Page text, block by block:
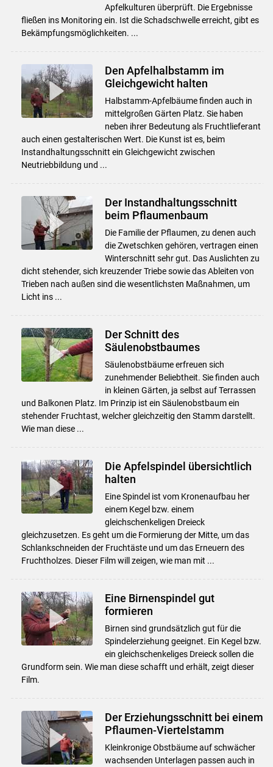
Skip to main content
Apfelkulturen überprüft. Die Ergebnisse
fließen ins Monitoring ein. Ist die Schadschwelle erreicht, gibt es
Bekämpfungsmöglichkeiten. ...
Den Apfelhalbstamm im
Gleichgewicht halten
Halbstamm-Apfelbäume finden auch in
mittelgroßen Gärten Platz. Sie haben
neben ihrer Bedeutung als Fruchtlieferant
auch einen gestalterischen Wert. Die Kunst ist es, beim
Instandhaltungsschnitt ein Gleichgewicht zwischen
Neutriebbildung und ...
Der Instandhaltungsschnitt
beim Pflaumenbaum
Die Familie der Pflaumen, zu denen auch
die Zwetschken gehören, vertragen einen
Winterschnitt sehr gut. Das Auslichten zu
dicht stehender, sich kreuzender Triebe sowie das Ableiten von
Trieben nach außen sind die wesentlichsten Maßnahmen, um
Licht ins ...
Der Schnitt des
Säulenobstbaumes
Säulenobstbäume erfreuen sich
zunehmender Beliebtheit. Sie finden auch
in kleinen Gärten, ja selbst auf Terrassen
und Balkonen Platz. Im Prinzip ist ein Säulenobstbaum ein
stehender Fruchtast, welcher gleichzeitig den Stamm darstellt.
Wie man diese ...
Die Apfelspindel übersichtlich
halten
Eine Spindel ist vom Kronenaufbau her
einem Kegel bzw. einem
gleichschenkeligen Dreieck
gleichzusetzen. Es geht um die Formierung der Mitte, um das
Schlankschneiden der Fruchtäste und um das Erneuern des
Fruchtholzes. Dieser Film will zeigen, wie man mit ...
Eine Birnenspindel gut
formieren
Birnen sind grundsätzlich gut für die
Spindelerziehung geeignet. Ein Kegel bzw.
ein gleichschenkeliges Dreieck sollen die
Grundform sein. Wie man diese schafft und erhält, zeigt dieser
Film.
Der Erziehungsschnitt bei einem
Pflaumen-Viertelstamm
Kleinkronige Obstbäume auf schwächer
wachsenden Unterlagen passen auch in